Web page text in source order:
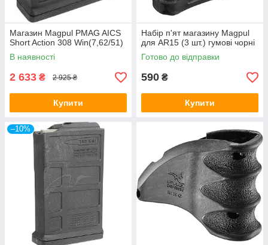
Магазин Magpul PMAG AICS
Short Action 308 Win(7,62/51)
В наявності
2 633 ₴ 2 925 ₴
Купити
Набір п'ят магазину Magpul
для AR15 (3 шт.) гумові чорні
Готово до відправки
590 ₴
Купити
–10%